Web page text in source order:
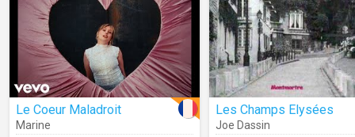
Le Coeur Maladroit
Marine
Les Champs Elysées
Joe Dassin